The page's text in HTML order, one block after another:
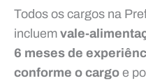
Todos os cargos na
incluem vale-
6 meses de
conforme o cargo e